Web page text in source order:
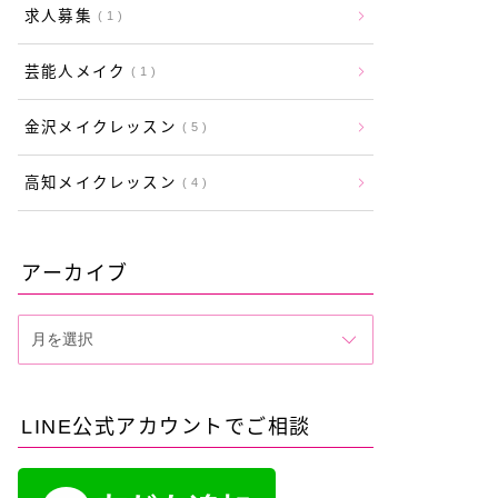
求人募集 1
芸能人メイク 1
金沢メイクレッスン 5
高知メイクレッスン 4
アーカイブ
LINE公式アカウントでご相談